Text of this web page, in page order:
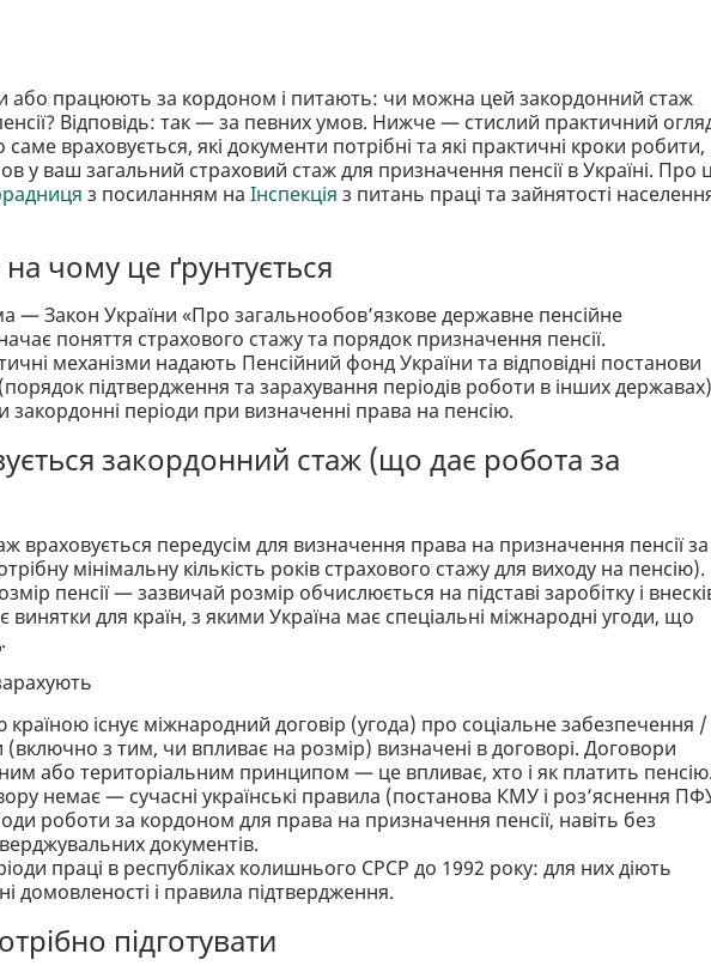
або працюють за кордоном і питають: чи можна цей закордонний стаж
Відповідь: так — за певних умов. Нижче — стислий практичний
враховується, які документи потрібні та які практичні кроки робити,
у ваш загальний страховий стаж для призначення пенсії в Україні. Про
з посиланням на Інспекція з питань праці та зайнятості
чому це ґрунтується
— Закон України «Про загальнообов’язкове державне пенсійне
поняття страхового стажу та порядок призначення пенсії.
механізми надають Пенсійний фонд України та відповідні постанови
(порядок підтвердження та зарахування періодів роботи в інших
закордонні періоди при визначенні права на пенсію.
закордонний стаж (що дає робота за
враховується передусім для визначення права на призначення пенсії за
мінімальну кількість років страхового стажу для виходу на пенсію).
пенсії — зазвичай розмір обчислюється на підставі заробітку і
винятки для країн, з якими Україна має спеціальні міжнародні угоди, що
країною існує міжнародний договір (угода) про соціальне забезпечення /
(включно з тим, чи впливає на розмір) визначені в договорі. Договори
або територіальним принципом — це впливає, хто і як платить
немає — сучасні українські правила (постанова КМУ і роз’яснення
роботи за кордоном для права на призначення пенсії, навіть без
документів.
праці в республіках колишнього СРСР до 1992 року: для них діють
домовленості і правила підтвердження.
підготувати